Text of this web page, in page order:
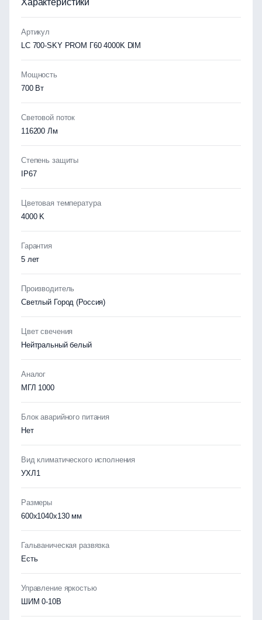
Характеристики
Артикул
LC 700-SKY PROM Г60 4000K DIM
Мощность
700 Вт
Световой поток
116200 Лм
Степень защиты
IP67
Цветовая температура
4000 K
Гарантия
5 лет
Производитель
Светлый Город (Россия)
Цвет свечения
Нейтральный белый
Аналог
МГЛ 1000
Блок аварийного питания
Нет
Вид климатического исполнения
УХЛ1
Размеры
600х1040х130 мм
Гальваническая развязка
Есть
Управление яркостью
ШИМ 0-10В